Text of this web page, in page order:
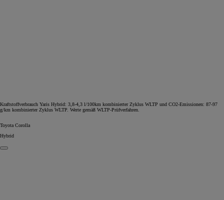
Kraftstoffverbrauch Yaris Hybrid: 3,8-4,3 l/100km kombinierter Zyklus WLTP und CO2-Emissionen: 87-97
g/km kombinierter Zyklus WLTP. Werte gemäß WLTP-Prüfverfahren.
Toyota Corolla
Hybrid